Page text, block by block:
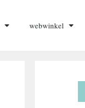
webwinkel